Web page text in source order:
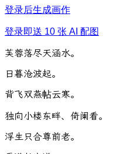
登录后生成画作
登录即送 10 张 AI 配图
芙蓉落尽天涵水。
日暮沧波起。
背飞双燕帖云寒。
独向小楼东畔、 倚阑看。
浮生只合尊前老。